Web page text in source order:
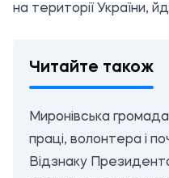
на території України,
Читайте також
Миронівська
праці, волонтера і
Відзнаку